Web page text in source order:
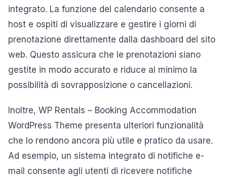
integrato. La funzione del calendario consente a
host e ospiti di visualizzare e gestire i giorni di
prenotazione direttamente dalla dashboard del sito
web. Questo assicura che le prenotazioni siano
gestite in modo accurato e riduce al minimo la
possibilità di sovrapposizione o cancellazioni.
Inoltre, WP Rentals – Booking Accommodation
WordPress Theme presenta ulteriori funzionalità
che lo rendono ancora più utile e pratico da usare.
Ad esempio, un sistema integrato di notifiche e-
mail consente agli utenti di ricevere notifiche